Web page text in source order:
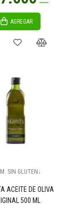
AGREGAR
SIN GLUTEN↓
ACEITE DE OLIVA
500 ML